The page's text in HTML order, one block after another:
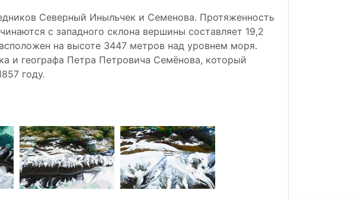
Северный Иныльчек и Семенова. Протяженность
с западного склона вершины составляет 19,2
на высоте 3447 метров над уровнем моря.
и географа Петра Петровича Семёнова, который
году.